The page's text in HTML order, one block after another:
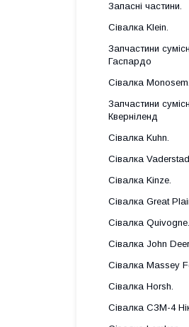
Запасні частини.
Сівалка Klein.
Запчастини
Гаспардo
Сівалка Monosem.
Запчастини
Кверніленд
Сівалка Kuhn.
Сівалка Vaderstad
Сівалка Kinze.
Сівалка Great
Сівалка Quivogne.
Сівалка John
Сівалка Massey
Сівалка Horsh.
Сівалка СЗМ-4